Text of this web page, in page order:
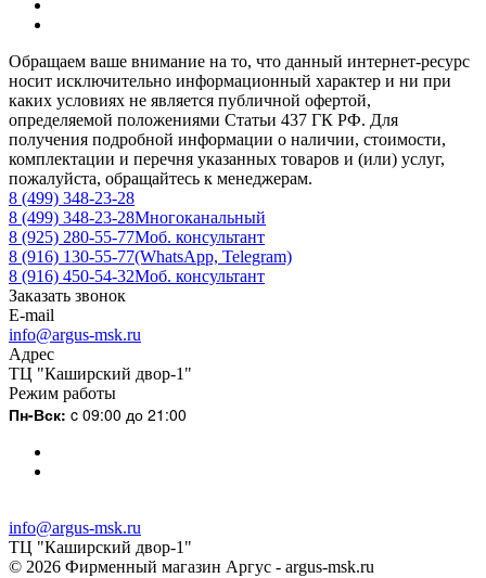
Обращаем ваше внимание на то, что данный интернет-ресурс
носит исключительно информационный характер и ни при
каких условиях не является публичной офертой,
определяемой положениями Статьи 437 ГК РФ. Для
получения подробной информации о наличии, стоимости,
комплектации и перечня указанных товаров и (или) услуг,
пожалуйста, обращайтесь к менеджерам.
8 (499) 348-23-28
8 (499) 348-23-28Многоканальный
8 (925) 280-55-77Моб. консультант
8 (916) 130-55-77(WhatsApp, Telegram)
8 (916) 450-54-32Моб. консультант
Заказать звонок
E-mail
info@argus-msk.ru
Адрес
ТЦ "Каширский двор-1"
Режим работы
Пн-Вск: c 09:00 до 21:00
info@argus-msk.ru
ТЦ "Каширский двор-1"
© 2026 Фирменный магазин Аргус - argus-msk.ru